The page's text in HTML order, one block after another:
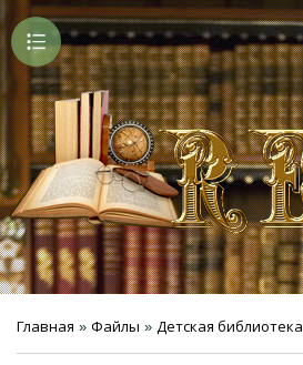
Главная » Файлы » Детская библиотека